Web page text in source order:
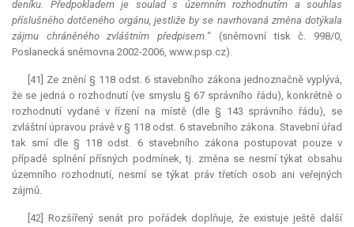
deníku. Předpokladem je soulad s územním rozhodnutím a souhlas
příslušného dotčeného orgánu, jestliže by se navrhovaná změna dotýkala
zájmu chráněného zvláštním předpisem.“ (sněmovní tisk č. 998/0,
Poslanecká sněmovna 2002-2006, www.psp.cz).
[41] Ze znění § 118 odst. 6 stavebního zákona jednoznačně vyplývá,
že se jedná o rozhodnutí (ve smyslu § 67 správního řádu), konkrétně o
rozhodnutí vydané v řízení na místě (dle § 143 správního řádu), se
zvláštní úpravou právě v § 118 odst. 6 stavebního zákona. Stavební úřad
tak smí dle § 118 odst. 6 stavebního zákona postupovat pouze v
případě splnění přísných podmínek, tj. změna se nesmí týkat obsahu
územního rozhodnutí, nesmí se týkat práv třetích osob ani veřejných
zájmů.
[42] Rozšířený senát pro pořádek doplňuje, že existuje ještě další